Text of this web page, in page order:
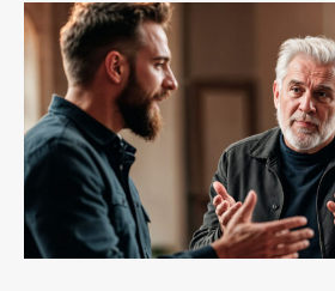
¿Cómo
poner
fin
cuando
tu
hijo
te
culpa
por